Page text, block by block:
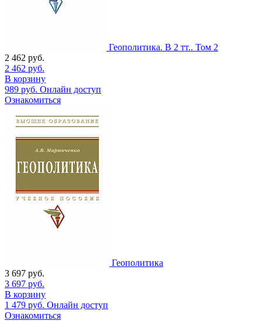
Геополитика. В 2 тт.. Том 2
2 462 руб.
2 462 руб.
В корзину
989 руб. Онлайн доступ
Ознакомиться
Геополитика
3 697 руб.
3 697 руб.
В корзину
1 479 руб. Онлайн доступ
Ознакомиться